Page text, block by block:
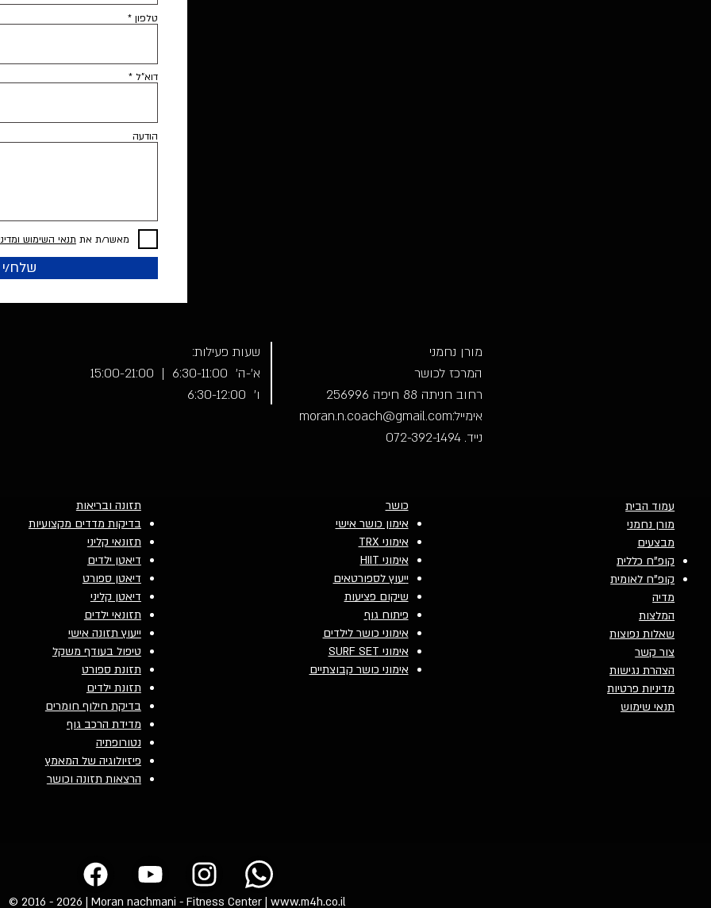
שעות פעילות:
א׳-ה׳ 6:30-11:00 | 15:00-21:00
ו׳ 6:30-12:00
מורן נחמני
המרכז לכושר
רחוב חניתה 88 חיפה 256996
אימייל:moran.n.coach@gmail.com
נייד. 072-392-1494
טלפון
דוא"ל
הודעה
מאשר/ת את תנאי השימוש
שלח/י
תזונה ובריאות
בדיקות מדדים מקצועיות
תזונאי קליני
דיאטן ילדים
דיאטן ספורט
דיאטן קליני
תזונאי ילדים
ייעוץ תזונה אישי
טיפול בעודף משקל
תזונת ספורט
תזונת ילדים
בדיקת חילוף חומרים
מדידת הרכב גוף
נטורופתיה
פיזיולוגיה של המאמץ
הרצאות תזונה וכושר
כושר
אימון כושר אישי
אימוני TRX
אימוני HIIT
ייעוץ לספורטאים
שיקום פציעות
פיתוח גוף
אימוני כושר לילדים
אימוני SURF SET
אימוני כושר קבוצתיים
עמוד הבית
מורן נחמני
מבצעים
קופ"ח כללית
קופ"ח לאומית
מדיה
המלצות
שאלות נפוצות
צור קשר
הצהרת נגישות
מדיניות פרטיות
תנאי שימוש
© 2016 - 2026 | Moran nachmani - Fitness Center | www.m4h.co.il